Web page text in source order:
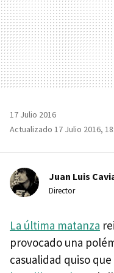
17 Julio 2016
Actualizado 17 Julio 2016,
Juan Luis
Director
La última matanza
provocado una
casualidad quiso